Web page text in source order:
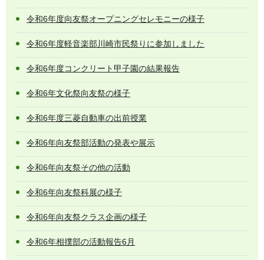
令和6年度向友祭オープニングセレモニーの様子
令和6年度軽音楽部川崎市民祭りに参加しました
令和6年度コンクリート甲子園の結果報告
令和6年文化祭向友祭の様子
令和6年度三菱自動車の出前授業
令和6年向友祭部活動の発表や展示
令和6年向友祭その他の活動
令和6年向友祭科展の様子
令和6年向友祭クラス企画の様子
令和6年相撲部の活動報告6月